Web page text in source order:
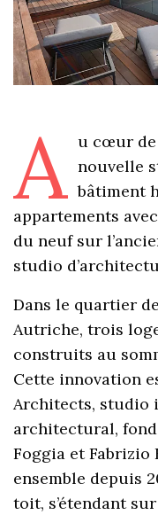
A u cœur de
nouvelle
bâtiment
appartements
du neuf sur
studio
Dans le quartier
Autriche, trois
construits au
Cette innovation
Architects, studio
architectural,
Foggia et
ensemble depuis
toit, s’étendant